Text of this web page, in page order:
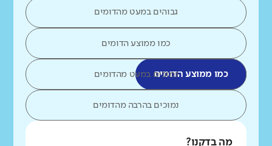
גבוהים במעט מהדומים
כמו ממוצע הדומים
כמו ממוצע הדומיםנמוכים במעט מהדומים
נמוכים בהרבה מהדומים
מה בדקנו?